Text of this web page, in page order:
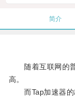
简介
随着互联网的普
高。
而Tap加速器的